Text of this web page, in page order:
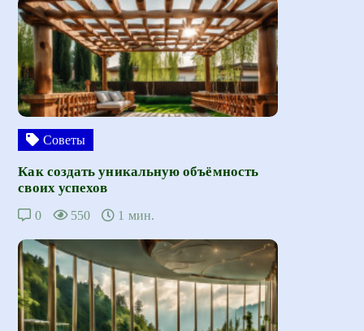
Советы
Как создать уникальную объёмность
своих успехов
0 550 1 мин.